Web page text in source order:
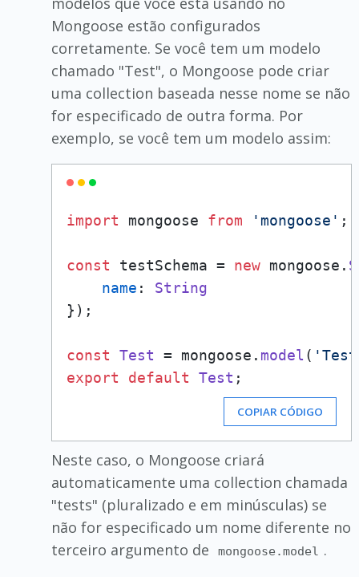
Mongoose estão configurados
corretamente. Se você tem um modelo
chamado "Test", o Mongoose pode criar
uma collection baseada nesse nome se não
for especificado de outra forma. Por
exemplo, se você tem um modelo assim:
import mongoose from 'mongoose' ;
const testSchema = new mongoose.
name : String
});
const Test = mongoose. model (
export
default Test
COPIAR CÓDIGO
Neste caso, o Mongoose criará
automaticamente uma collection chamada
"tests" (pluralizado e em minúsculas) se
não for especificado um nome diferente no
terceiro argumento de
mongoose.model .